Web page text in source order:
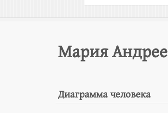
Мария
Диаграмма человека